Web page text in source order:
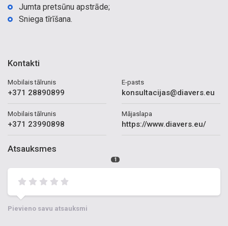
Jumta pretsūnu apstrāde;
Sniega tīrīšana.
Kontakti
Mobilais tālrunis
+371 28890899
Mobilais tālrunis
+371 23990898
E-pasts
konsultacijas@diavers.eu
Mājaslapa
https://www.diavers.eu/
Atsauksmes
1
Pievieno savu atsauksmi